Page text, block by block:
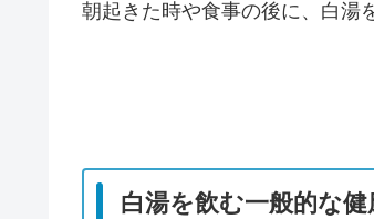
朝起きた時や食事の後に、白湯
白湯を飲む一般的な